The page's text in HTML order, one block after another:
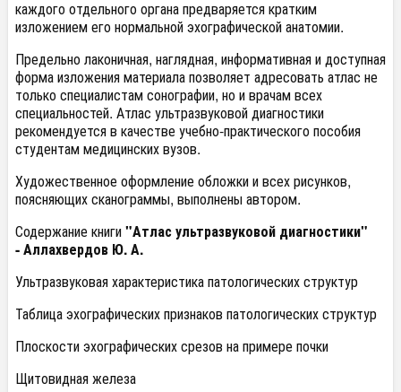
каждого отдельного органа предваряется кратким
изложением его нормальной эхографической анатомии.
Предельно лаконичная, наглядная, информативная и доступная
форма изложения материала позволяет адресовать атлас не
только специалистам сонографии, но и врачам всех
специальностей. Атлас ультразвуковой диагностики
рекомендуется в качестве учебно-практического пособия
студентам медицинских вузов.
Художественное оформление обложки и всех рисунков,
поясняющих сканограммы, выполнены автором.
Содержание книги"Атлас ультразвуковой диагностики"
-Аллахвердов Ю. А.
Ультразвуковая характеристика патологических структур
Таблица эхографических признаков патологических структур
Плоскости эхографических срезов на примере почки
Щитовидная железа